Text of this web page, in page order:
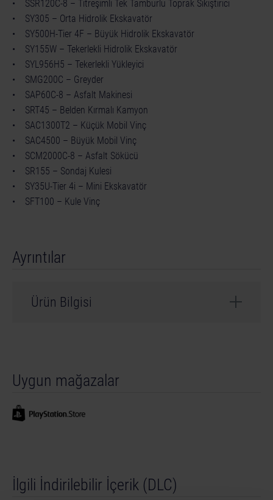
• SSR120C-8 – Titreşimli Tek Tamburlu Toprak Sıkıştırıcı
• SY305 – Orta Hidrolik Ekskavatör
• SY500H-Tier 4F – Büyük Hidrolik Ekskavatör
• SY155W – Tekerlekli Hidrolik Ekskavatör
• SYL956H5 – Tekerlekli Yükleyici
• SMG200C – Greyder
• SAP60C-8 – Asfalt Makinesi
• SRT45 – Belden Kırmalı Kamyon
• SAC1300T2 – Küçük Mobil Vinç
• SAC4500 – Büyük Mobil Vinç
• SCM2000C-8 – Asfalt Sökücü
• SR155 – Sondaj Kulesi
• SY35U-Tier 4i – Mini Ekskavatör
• SFT100 – Kule Vinç
Ayrıntılar
Ürün Bilgisi
Uygun mağazalar
İlgili İndirilebilir İçerik (DLC)